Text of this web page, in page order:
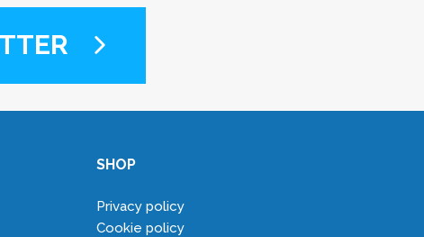
SHOP
Privacy policy
Cookie policy